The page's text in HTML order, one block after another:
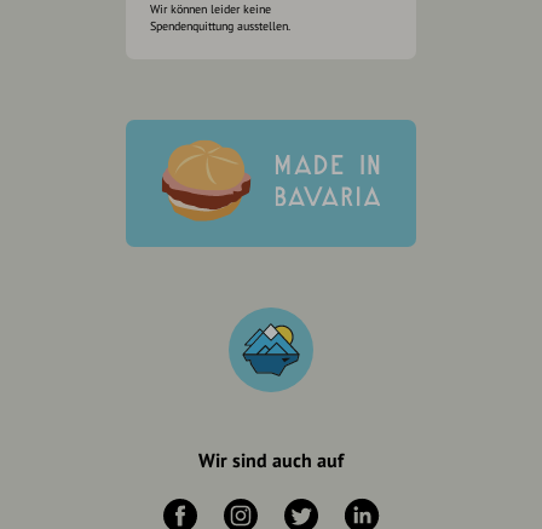
Wir können leider keine
Spendenquittung ausstellen.
Wir sind auch auf